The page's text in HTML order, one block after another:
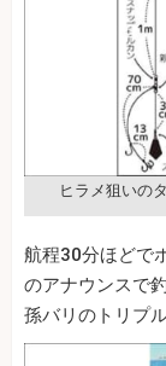
ヒラメ狙いの
航程30分ほどで
のアナウンスで
孫バリのトリプ